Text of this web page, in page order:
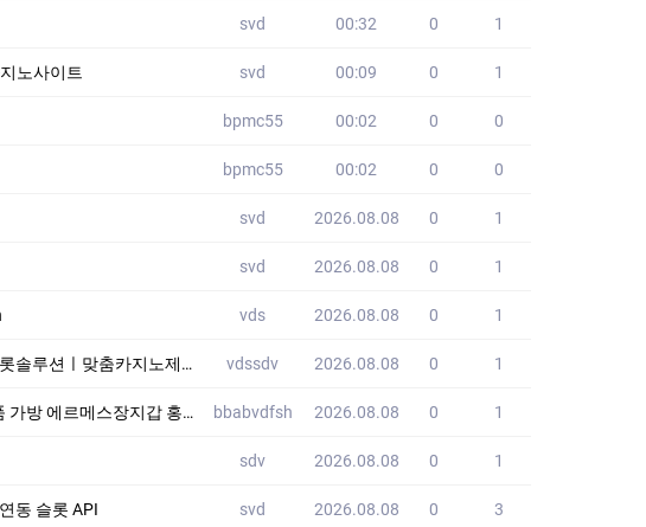
svd 00:32 0 1
노사이트 svd 00:09 0 1
bpmc55 00:02 0 0
bpmc55 00:02 0 0
svd 2026.08.08 0 1
svd 2026.08.08 0 1
vds 2026.08.08 0 1
ㅣ맞춤카지노제작노제작 vdssdv 2026.08.08 0 1
장지갑 홍콩명품쇼핑몰 JWI bbabvdfsh 2026.08.08 0 1
sdv 2026.08.08 0 1
동 슬롯 API svd 2026.08.08 0 3